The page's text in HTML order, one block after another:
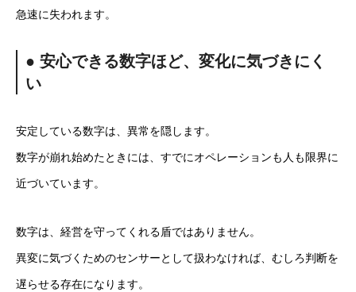
急速に失われます。
● 安心できる数字ほど、変化に気づきにく
い
安定している数字は、異常を隠します。
数字が崩れ始めたときには、すでにオペレーションも人も限界に
近づいています。
数字は、経営を守ってくれる盾ではありません。
異変に気づくためのセンサーとして扱わなければ、むしろ判断を
遅らせる存在になります。